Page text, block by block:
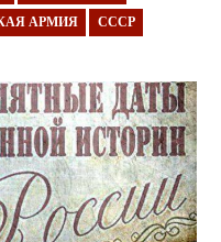
АРМИЯ СССР